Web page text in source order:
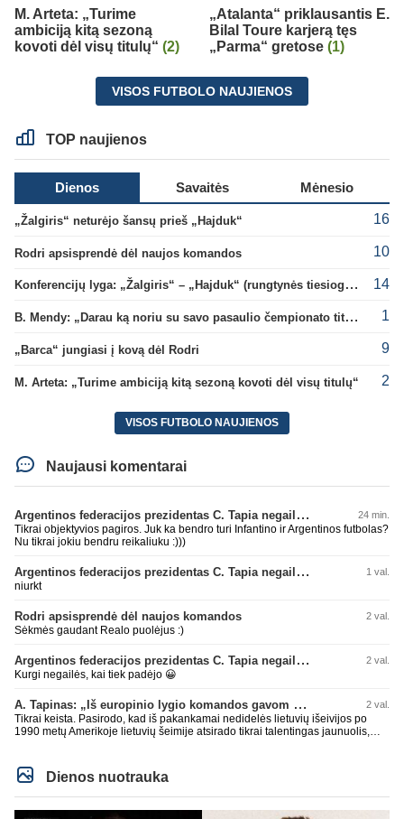
M. Arteta: „Turime
ambiciją kitą sezoną
kovoti dėl visų titulų“ (2)
„Atalanta“ priklausantis E.
Bilal Toure karjerą tęs
„Parma“ gretose (1)
VISOS FUTBOLO NAUJIENOS
TOP naujienos
Dienos Savaitės Mėnesio
„Žalgiris“ neturėjo šansų prieš „Hajduk“ 16
Rodri apsisprendė dėl naujos komandos 10
Konferencijų lyga: „Žalgiris“ – „Hajduk“ (rungtynės tiesiogiai) 14
B. Mendy: „Darau ką noriu su savo pasaulio čempionato titulu“ 1
„Barca“ jungiasi į kovą dėl Rodri 9
M. Arteta: „Turime ambiciją kitą sezoną kovoti dėl visų titulų“ 2
VISOS FUTBOLO NAUJIENOS
Naujausi komentarai
Argentinos federacijos prezidentas C. Tapia negailėjo pagyrų G. Infantino 24 min.
Tikrai objektyvios pagiros. Juk ka bendro turi Infantino ir Argentinos futbolas?
Nu tikrai jokiu bendru reikaliuku :)))
Argentinos federacijos prezidentas C. Tapia negailėjo pagyrų G. Infantino 1 val.
niurkt
Rodri apsisprendė dėl naujos komandos 2 val.
Sėkmės gaudant Realo puolėjus :)
Argentinos federacijos prezidentas C. Tapia negailėjo pagyrų G. Infantino 2 val.
Kurgi negailės, kai tiek padėjo 😀
A. Tapinas: „Iš europinio lygio komandos gavom gerų pamokų“ 2 val.
Tikrai keista. Pasirodo, kad iš pakankamai nedidelės lietuvių išeivijos po
1990 metų Amerikoje lietuvių šeimije atsirado tikrai talentingas jaunuolis,
kovoje, dar ir antrame aukšte neblogai atrodantis, greitai priimantis
dažniausiai teisingus sprendimus, ir dar turintis neblogą greitį. O Lietuvoje
net tokie talentai ’uždera’ gal kartą per dešimtmetį ar du. Bet iš 1-2
aukštesnio lygio žaidėjų rimtos rinktinės nesulipdysi...
Dienos nuotrauka